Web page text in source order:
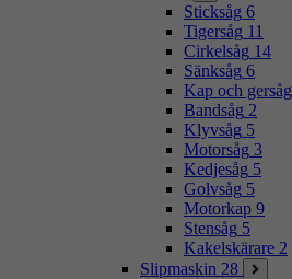
Sticksåg 6
Tigersåg 11
Cirkelsåg 14
Sänksåg 6
Kap och gersåg
Bandsåg 2
Klyvsåg 5
Motorsåg 3
Kedjesåg 5
Golvsåg 5
Motorkap 9
Stensåg 5
Kakelskärare 2
Slipmaskin 28